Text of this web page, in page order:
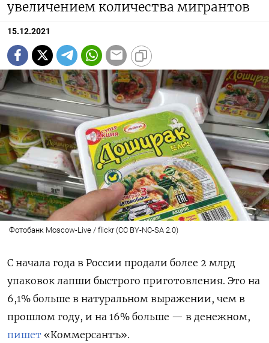
увеличением количества мигрантов
15.12.2021
Фотобанк Moscow-Live / flickr (CC BY-NC-SA 2.0)
С начала года в России продали более 2 млрд
упаковок лапши быстрого приготовления. Это на
6,1% больше в натуральном выражении, чем в
прошлом году, и на 16% больше — в денежном,
пишет «Коммерсантъ».